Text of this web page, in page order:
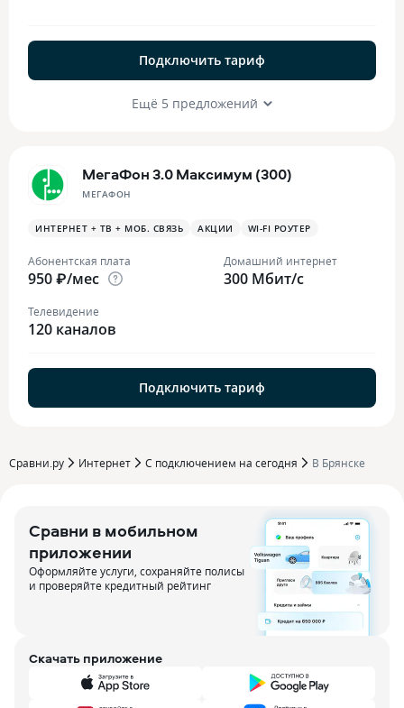
Подключить тариф
Ещё 5 предложений
МегаФон 3.0 Максимум (300)
МЕГАФОН
ИНТЕРНЕТ + ТВ + МОБ. СВЯЗЬ АКЦИИ WI-FI РОУТЕР
Абонентская плата
950 ₽/мес
Домашний интернет
300 Мбит/с
Телевидение
120 каналов
Подключить тариф
Сравни.ру Интернет С подключением на сегодня В Брянске
Сравни в мобильном
приложении
Оформляйте услуги, сохраняйте полисы
и проверяйте кредитный рейтинг
Скачать приложение